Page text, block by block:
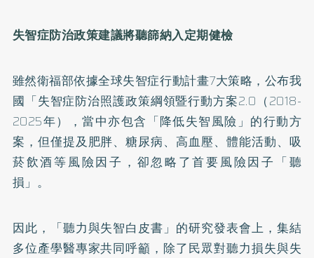
失智症防治政策建議將聽篩納入定期健檢
雖然衛福部依據全球失智症行動計畫7大策略，公布我
國「失智症防治照護政策綱領暨行動方案2.0（2018-
2025年），當中亦包含「降低失智風險」的行動方
案，但僅提及肥胖、糖尿病、高血壓、體能活動、吸
菸飲酒等風險因子，卻忽略了首要風險因子「聽
損」。
因此，「聽力與失智白皮書」的研究發表會上，集結
多位產學醫專家共同呼籲，除了民眾對聽力損失與失